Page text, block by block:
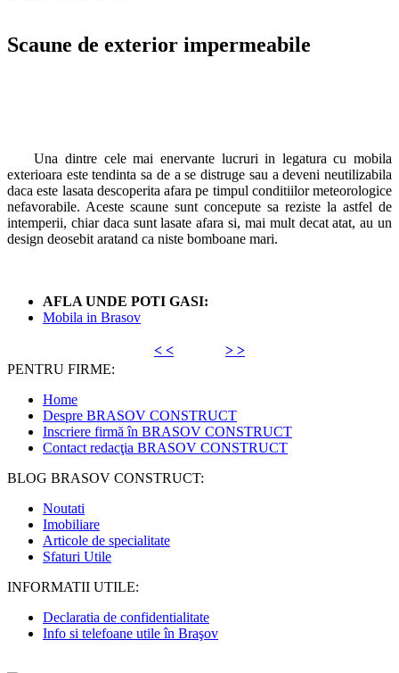
Scaune de exterior impermeabile
Una dintre cele mai enervante lucruri in legatura cu mobila
exterioara este tendinta sa de a se distruge sau a deveni neutilizabila
daca este lasata descoperita afara pe timpul conditiilor meteorologice
nefavorabile. Aceste scaune sunt concepute sa reziste la astfel de
intemperii, chiar daca sunt lasate afara si, mai mult decat atat, au un
design deosebit aratand ca niste bomboane mari.
AFLA UNDE POTI GASI:
Mobila in Brasov
< <
> >
PENTRU FIRME:
Home
Despre BRASOV CONSTRUCT
Inscriere firmă în BRASOV CONSTRUCT
Contact redacţia BRASOV CONSTRUCT
BLOG BRASOV CONSTRUCT:
Noutati
Imobiliare
Articole de specialitate
Sfaturi Utile
INFORMATII UTILE:
Declaratia de confidentialitate
Info si telefoane utile în Braşov